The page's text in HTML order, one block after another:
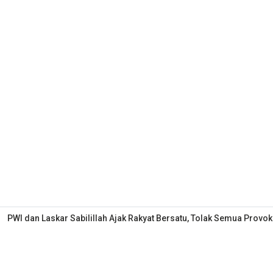
PWI dan Laskar Sabilillah Ajak Rakyat Bersatu, Tolak Semua